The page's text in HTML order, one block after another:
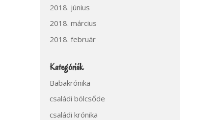
2018. június
2018. március
2018. február
Kategóriák
Babakrónika
családi bölcsőde
családi krónika